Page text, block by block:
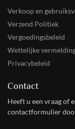
Verkoop en
Verzend Politiek
Vergoedingsbeleid
Wettelijke
Privacybeleid
Contact
Heeft u een vraag of
contactformulier